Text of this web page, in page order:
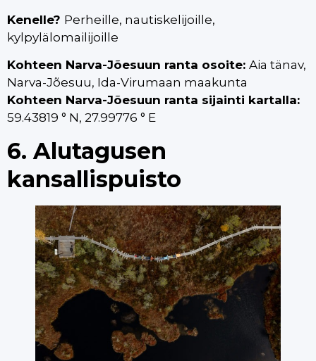
Kenelle? Perheille, nautiskelijoille,
kylpylälomailijoille
Kohteen Narva-Jõesuun ranta osoite: Aia tänav,
Narva-Jõesuu, Ida-Virumaan maakunta
Kohteen Narva-Jõesuun ranta sijainti kartalla:
59.43819 ° N, 27.99776 ° E
6. Alutagusen
kansallispuisto